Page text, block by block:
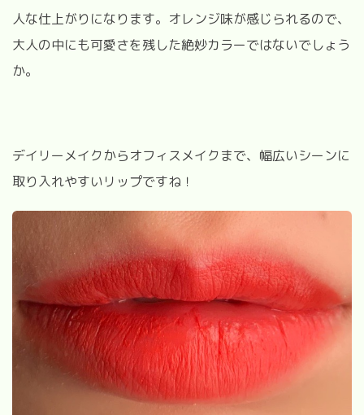
人な仕上がりになります。オレンジ味が感じられるので、
大人の中にも可愛さを残した絶妙カラーではないでしょう
か。
デイリーメイクからオフィスメイクまで、幅広いシーンに
取り入れやすいリップですね！